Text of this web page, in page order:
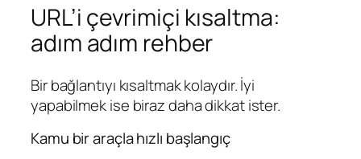
URL’i çevrimiçi kısaltma:
adım adım rehber
Bir bağlantıyı kısaltmak kolaydır. İyi
yapabilmek ise biraz daha dikkat ister.
Kamu bir araçla hızlı başlangıç